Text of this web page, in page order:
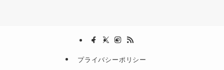
プライバシーポリシー